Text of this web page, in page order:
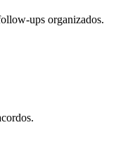
ups organizados.